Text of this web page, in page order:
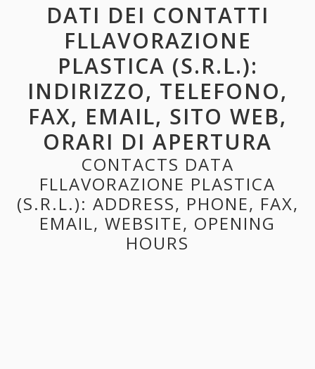
DATI DEI CONTATTI
FLLAVORAZIONE
PLASTICA (S.R.L.):
INDIRIZZO, TELEFONO,
FAX, EMAIL, SITO WEB,
ORARI DI APERTURA
CONTACTS DATA
FLLAVORAZIONE PLASTICA
(S.R.L.): ADDRESS, PHONE, FAX,
EMAIL, WEBSITE, OPENING
HOURS